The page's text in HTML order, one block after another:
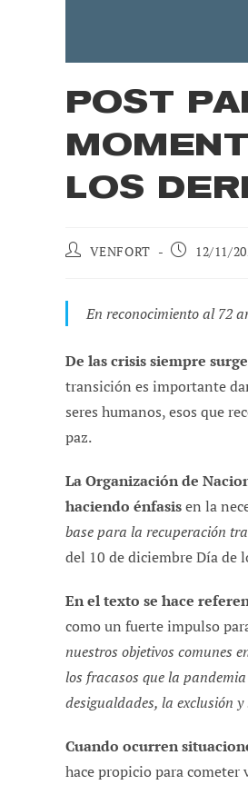
POST
LOS
Autor
entrada:
VENFORT
Publicación
12/11/
En reconocimiento al 72
De las crisis siempre
transición es importante
seres humanos, esos que
paz.
La Organización de
haciendo énfasisen la
base para la recuperación
del 10 de diciembre Día de
En el texto se hace
como un fuerte impulso
nuestros objetivos comunes
los fracasos que la
desigualdades, la exclusión
Cuando ocurren
hace propicio para